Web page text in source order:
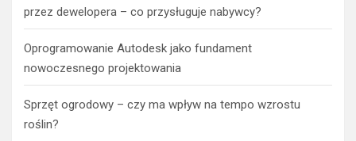
przez dewelopera – co przysługuje nabywcy?
Oprogramowanie Autodesk jako fundament
nowoczesnego projektowania
Sprzęt ogrodowy – czy ma wpływ na tempo wzrostu
roślin?